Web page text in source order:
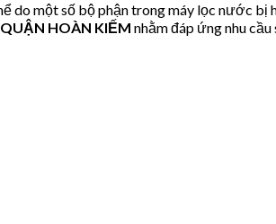
do một số bộ phận trong máy lọc nước bị
HOÀN KIẾM nhằm đáp ứng nhu